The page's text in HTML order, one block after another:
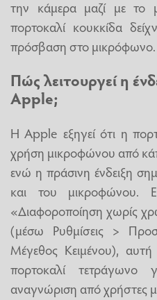
την κάμερα μαζί με το
πορτοκαλί κουκκίδα
πρόσβαση στο μικρόφωνο.
Πώς λειτουργεί η
Apple;
Η Apple εξηγεί ότι η
χρήση μικροφώνου από
ενώ η πράσινη ένδειξη
και του μικροφώνου.
«Διαφοροποίηση χωρίς
(μέσω Ρυθμίσεις >
Μέγεθος Κειμένου), αυτή
πορτοκαλί τετράγωνο
αναγνώριση από χρήστες